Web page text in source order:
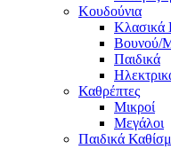
Κουδούνια
Κλασικά
Βουνού/
Παιδικά
Καθρέπτες
Μικροί
Μεγάλοι
Παιδικά